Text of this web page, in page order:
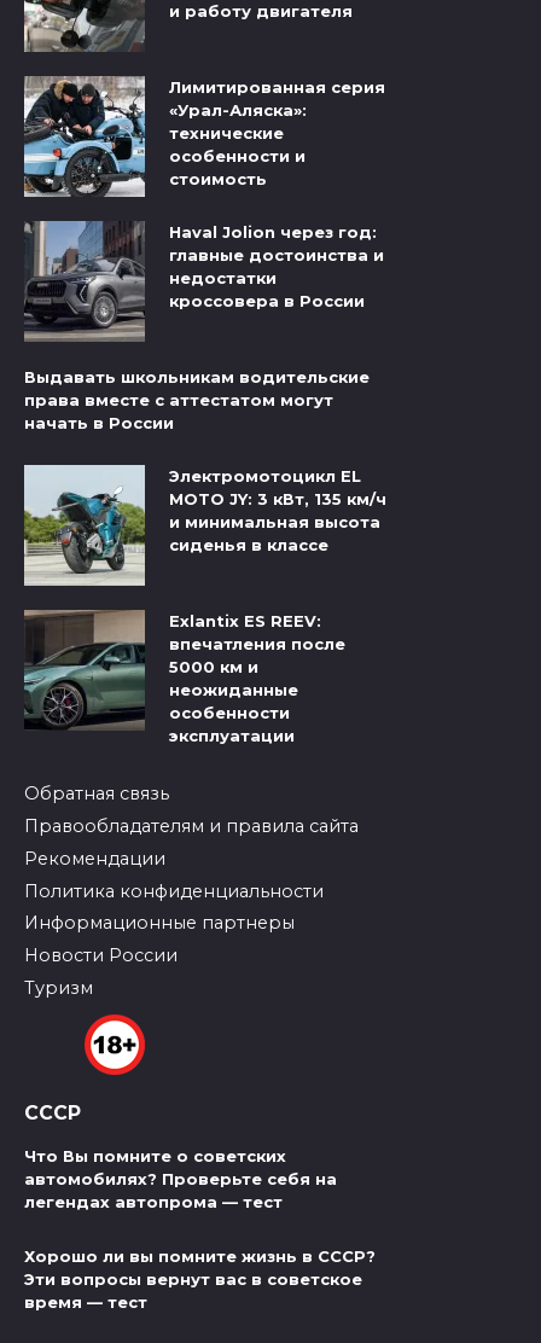
и работу двигателя
Лимитированная серия
«Урал-Аляска»:
технические
особенности и
стоимость
Haval Jolion через год:
главные достоинства и
недостатки
кроссовера в России
Выдавать школьникам водительские
права вместе с аттестатом могут
начать в России
Электромотоцикл EL
MOTO JY: 3 кВт, 135 км/ч
и минимальная высота
сиденья в классе
Exlantix ES REEV:
впечатления после
5000 км и
неожиданные
особенности
эксплуатации
Обратная связь
Правообладателям и правила сайта
Рекомендации
Политика конфиденциальности
Информационные партнеры
Новости России
Туризм
СССР
Что Вы помните о советских
автомобилях? Проверьте себя на
легендах автопрома — тест
Хорошо ли вы помните жизнь в СССР?
Эти вопросы вернут вас в советское
время — тест